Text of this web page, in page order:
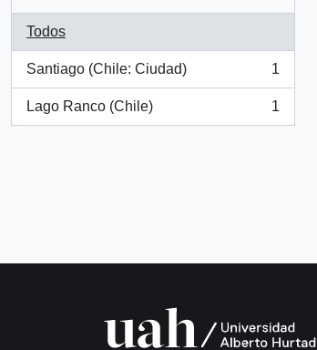
Todos
Santiago (Chile: Ciudad)
, 1 resultados
1
Lago Ranco (Chile)
, 1 resultados
1